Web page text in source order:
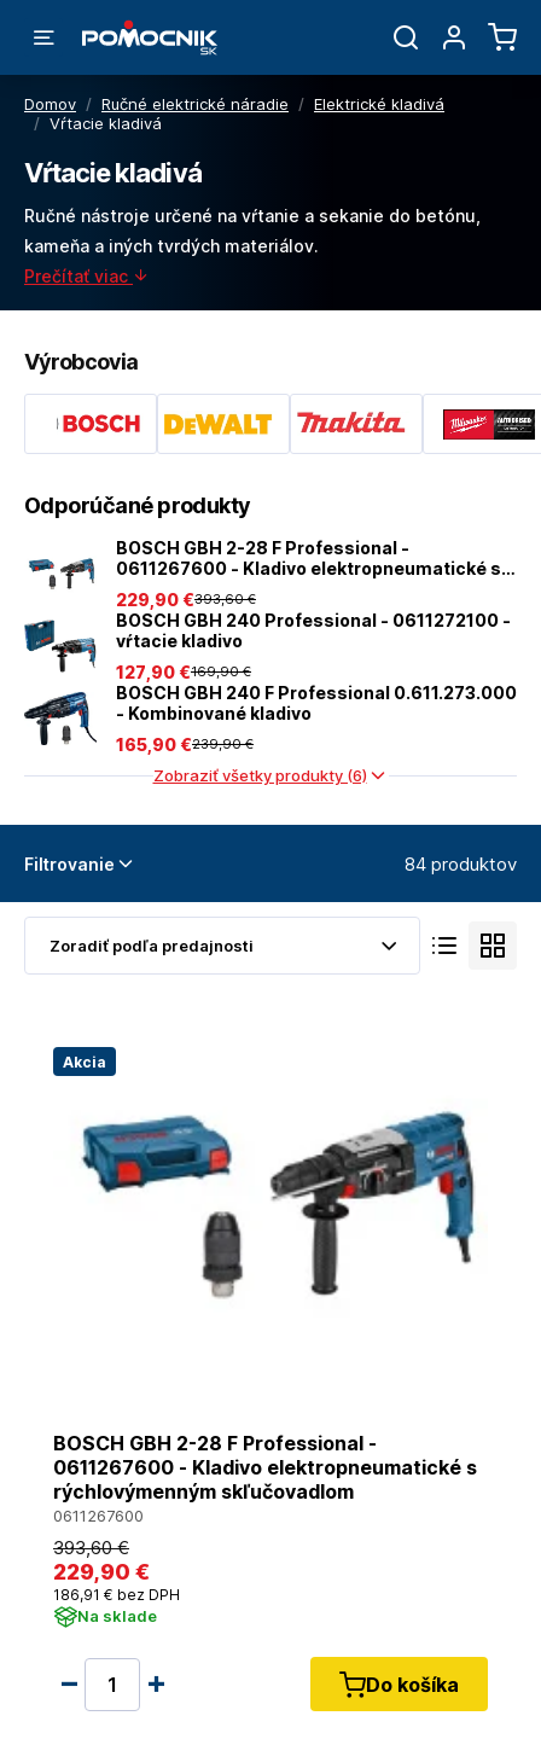
Domov / Ručné elektrické náradie / Elektrické kladivá
/ Vŕtacie kladivá
Vŕtacie kladivá
Ručné nástroje určené na vŕtanie a sekanie do betónu,
kameňa a iných tvrdých materiálov.
Prečítať viac
Výrobcovia
Odporúčané produkty
BOSCH GBH 2-28 F Professional -
0611267600 - Kladivo elektropneumatické s
rýchlovýmenným skľučovadlom
393,60 €
229 ,90 €
BOSCH GBH 240 Professional - 0611272100 -
vŕtacie kladivo
169,90 €
127 ,90 €
BOSCH GBH 240 F Professional 0.611.273.000
- Kombinované kladivo
239,90 €
165 ,90 €
Zobraziť všetky produkty (6)
Filtrovanie 84 produktov
Akcia
BOSCH GBH 2-28 F Professional -
0611267600 - Kladivo elektropneumatické s
rýchlovýmenným skľučovadlom
0611267600
393,60 €
229,90 €
186,91 € bez DPH
Na sklade
Do košíka